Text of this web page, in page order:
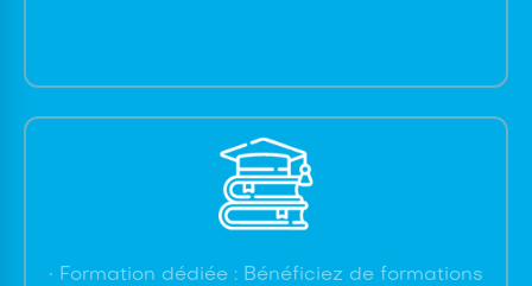
• Formation dédiée : Bénéficiez de formations